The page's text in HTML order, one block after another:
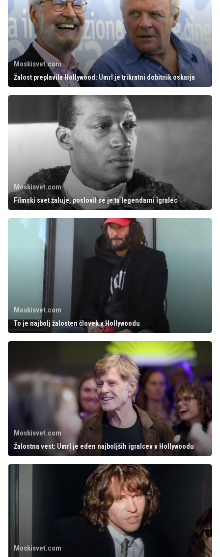
Moskisvet.com
Žalost preplavila Hollywood: Umrl je trikratni dobitnik oskarja
Moskisvet.com
Filmski svet žaluje, poslovil se je ta legendarni igralec
Moskisvet.com
To je najbolj žalosten človek v Hollywoodu
Moskisvet.com
Žalostna vest: Umrl je eden najboljših igralcev v Hollywoodu
Moskisvet.com